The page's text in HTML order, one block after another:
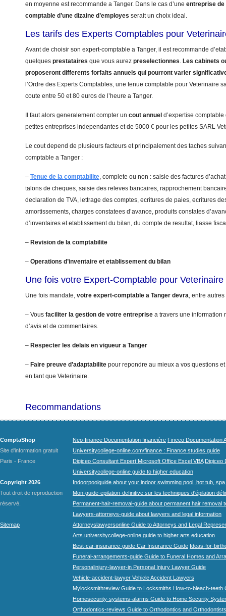
en moyenne est recommande a Tanger. Dans le cas d’une entreprise de
comptable d’une dizaine d’employes serait un choix ideal.
Les tarifs des Experts Comptables pour
Avant de choisir son expert-comptable a Tanger, il est recommande
quelques prestataires que vous aurez preselectionnes. Les cabinets
proposeront differents forfaits annuels qui pourront varier
l’Ordre des Experts Comptables, une tenue comptable pour Veterinaire
coute entre 50 et 80 euros de l’heure a Tanger.
Il faut alors generalement compter un cout annuel d’expertise
petites entreprises independantes et de 5000 € pour les petites SARL
Le cout depend de plusieurs facteurs et principalement des taches
comptable a Tanger :
– Tenue de la comptabilite, complete ou non : saisie des factures
talons de cheques, saisie des releves bancaires, rapprochement
declaration de TVA, lettrage des comptes, ecritures de paies, ecritures
amortissements, charges constatees d’avance, produits constates
d’inventaires et etablissement du bilan, du compte de resultat, liasse
– Revision de la comptabilite
– Operations d’inventaire et etablissement du bilan
Une fois votre Expert-Comptable pour
Une fois mandate, votre expert-comptable a Tanger devra, entre
– Vous faciliter la gestion de votre entreprise a travers une information
d’avis et de commentaires.
– Respecter les delais en vigueur a Tanger
– Faire preuve d’adaptabilite pour repondre au mieux a vos questions
en tant que Veterinaire.
Recommandations
ComptaShop
Site d'information gratuit
Paris - France
Copyright 2026
Tout droit de reproduction
réservé.
Sitemap
Neo-finance Documentation financière Finceo Documentation
Universitycollege-online.com/finance : Finance studies guide
Digiceo Consultant Expert Microsoft Office Excel VBA Digiceo
Universitycollege-online guide to higher education
Indoorpoolguide about your indoor swimming pool, hot tub,
Mon-guide-epilation-definitive sur les techniques d'épilation
Permanent-hair-removal-guide about permanent hair removal
Lawyers-attorneys-guide about lawyers and legal information
Attorneyslawyersonline Guide to Attorneys and Legal
Arts.universitycollege-online guide to higher arts education
Best-car-insurance-guide Car Insurance Guide Ideas-for-
Funeral-arrangements-guide Guide to Funeral Homes and
Personalinjury-lawyer-in Personal Injury Lawyer Guide
Vehicle-accident-lawyer Vehicle Accident Lawyers
Mylocksmithreview Guide to Locksmiths How-to-bleach-teeth
Homesecurity-systems-alarms Guide to Home Security
Orthodontics-reviews Guide to Orthodontics and Orthodontists